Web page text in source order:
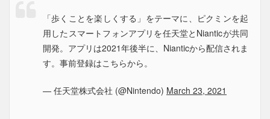
「歩くことを楽しくする」をテーマに、ピクミンを起
用したスマートフォンアプリを任天堂とNianticが共同
開発。アプリは2021年後半に、Nianticから配信されま
す。事前登録はこちらから。
— 任天堂株式会社 (@Nintendo) March 23, 2021